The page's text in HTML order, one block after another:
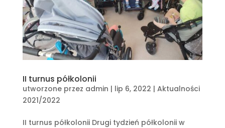
II turnus półkolonii
utworzone przez admin | lip 6, 2022 | Aktualności
2021/2022
II turnus półkolonii Drugi tydzień półkolonii w